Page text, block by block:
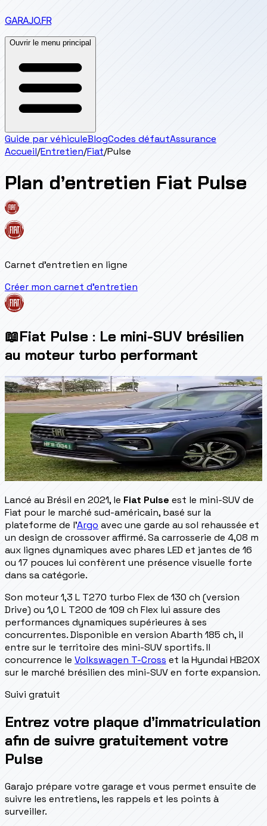
GARAJO.FR
Ouvrir le menu principal
Guide par véhiculeBlogCodes défautAssurance
Accueil/Entretien/Fiat/Pulse
Plan d’entretien Fiat Pulse
Carnet d'entretien en ligne
Créer mon carnet d'entretien
📖Fiat Pulse : Le mini-SUV brésilien
au moteur turbo performant
Lancé au Brésil en 2021, le Fiat Pulse est le mini-SUV de
Fiat pour le marché sud-américain, basé sur la
plateforme de l'Argo avec une garde au sol rehaussée et
un design de crossover affirmé. Sa carrosserie de 4,08 m
aux lignes dynamiques avec phares LED et jantes de 16
ou 17 pouces lui confèrent une présence visuelle forte
dans sa catégorie.
Son moteur 1,3 L T270 turbo Flex de 130 ch (version
Drive) ou 1,0 L T200 de 109 ch Flex lui assure des
performances dynamiques supérieures à ses
concurrentes. Disponible en version Abarth 185 ch, il
entre sur le territoire des mini-SUV sportifs. Il
concurrence le Volkswagen T-Cross et la Hyundai HB20X
sur le marché brésilien des mini-SUV en forte expansion.
Suivi gratuit
Entrez votre plaque d’immatriculation
afin de suivre gratuitement votre
Pulse
Garajo prépare votre garage et vous permet ensuite de
suivre les entretiens, les rappels et les points à
surveiller.